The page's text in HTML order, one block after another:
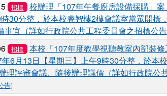
招標
校辦理「107年午餐廚房設備採購」
30分整，於本校睿智樓2樓會議室當眾開標
事宜（詳如行政院公共工程委員會之招標公告
招標
本校「107年度教學視聽教室內部裝
6月13日【星期三】上午9時30分整，於本
理評審會議、隨後辦理議價（詳如行政院公
告)